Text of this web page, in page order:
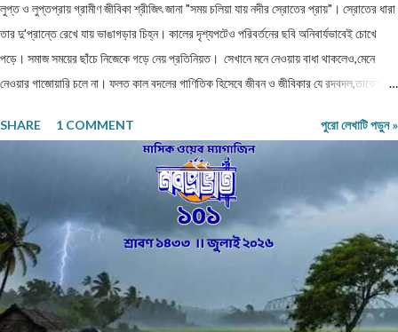
লুপ্ত ও লুপ্তপ্রায় গ্রামীণ জীবিকা শ্রীজিৎ জানা "সময় চলিয়া যায় নদীর স্রোতের প্রায়"। স্রোতের ধারা
তার দু'প্রান্তে রেখে যায় ভাঙাগড়ার চিহ্ন। কালের দৃশ্যপটেও পরিবর্তনের ছবি অনিবার্যভাবেই চোখে
পড়ে। সমাজ সময়ের ছাঁচে নিজেকে গড়ে নেয় প্রতিনিয়ত। সেখানে মনে নেওয়ায় বাধা থাকলেও,মেনে
নেওয়ার গাজোয়ারি চলে না। ফলত কাল বদলের গাণিতিক হিসেবে জীবন ও জীবিকার যে রদবদল,তাকেই
আজকে যা অত্যাবশ্যকীয় কাল তার বিকল্প রূপ পেতে পারে অথবা তা অনাবশ্যক হওয়াও স্বাভাবিক।
সেক্ষেত্রে উক্ত বিষয়টির পরিষেবা দানকারী মানুষদের প্রতিবন্ধকতার সম্মুখীন হওয়া অস্বাভাবিক নয়।
এক কালে গাঁয়ে কত ধরনের পেশার মানুষদের চোখে পোড়তো। কোন পেশা ছিল সম্বৎসরের,আবার কোন
পেশা এককালীন। সব পেশার লোকেরাই কত নিষ্ঠা ভরে গাঁয়ে তাদের পরিষেবা দিত। বিনিময়ে সামান্য আয়
হত তাদের। আর সেই আয়টুকুই ছিল তাদের সংসার নির্বাহের একমাত্র উপায়। কালে কালান্তরে সেই সব
পেশা,সেই সব সমাজবন্ধুরা হারিয়ে গ্যাছে। শুধুমাত্র তারা বেঁচে আছে অগ্রজের গল্পকথায়,আর বিভিন...
SHARE 1 COMMENT পুরো লেখাটি পড়ুন »